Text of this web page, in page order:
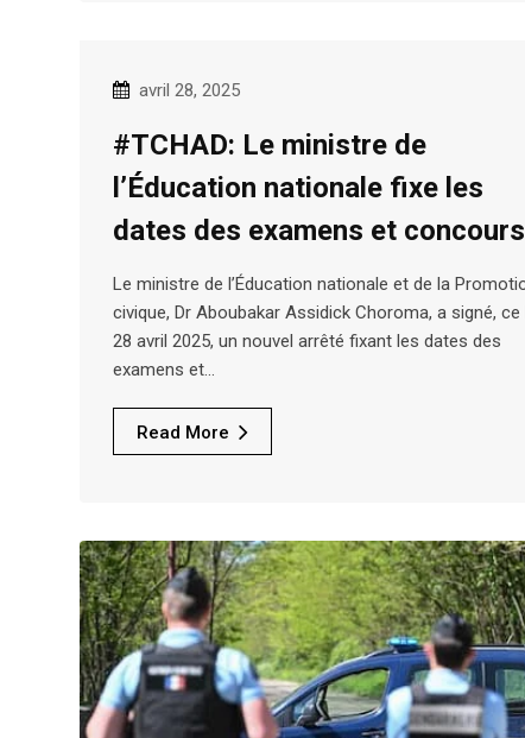
avril 28, 2025
#TCHAD: Le ministre de
l’Éducation nationale fixe les
dates des examens et concours
Le ministre de l’Éducation nationale et de la
civique, Dr Aboubakar Assidick Choroma, a signé, ce
28 avril 2025, un nouvel arrêté fixant les dates des
examens et…
Read More